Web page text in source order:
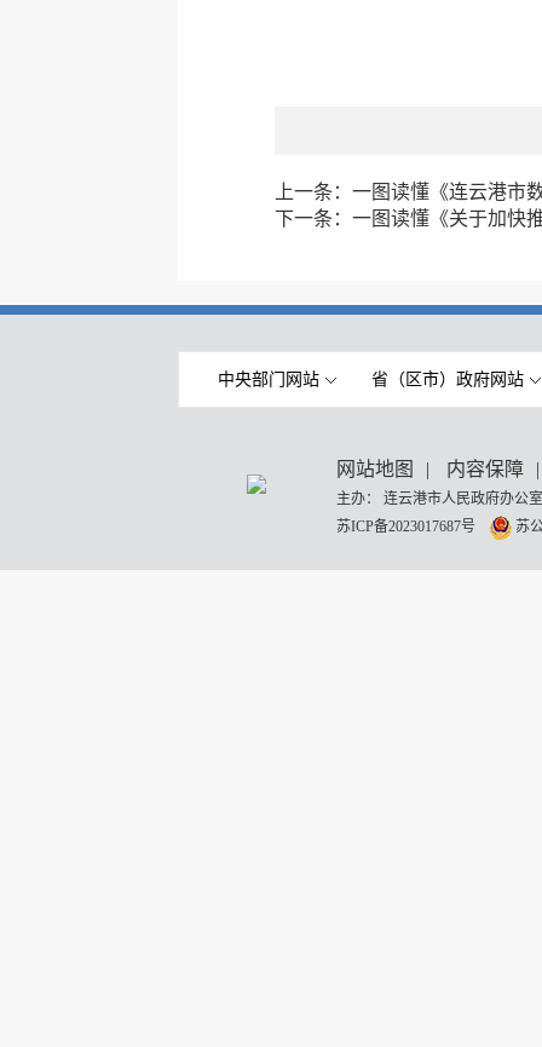
上一条： 一图读懂《连云港市
下一条： 一图读懂《关于加快
中央部门网站 省（区市）政府网站
网站地图 | 内容保障 |
主办： 连云港市人民政府办
苏ICP备2023017687号
苏